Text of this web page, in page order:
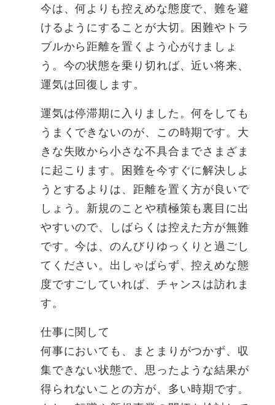
今は、何よりも控えめな態度で、難を避
けるようにすることが大切。困難やトラ
ブルから距離を置くよう心がけましょ
う。今の状態を乗り切れば、近い将来、
運気は回復します。
運気は停滞期に入りました。何をしても
うまくできないのが、この時期です。大
きな失敗から小さな不具合までさまざま
に起こります。困難を今すぐに解決しよ
うとするよりは、距離を置く方が良いで
しょう。新規のことや積極策も裏目に出
やすいので、しばらくは控えた方が無難
です。今は、のんびりゆっくりと過ごし
てください。出しゃばらず、控えめな態
度ですごしていれば、チャンスは訪れま
す。
仕事に関して
何事においても、まとまりがつかず、収
集できない状態で、思ったような結果が
得られないことの方が、多い時期です。